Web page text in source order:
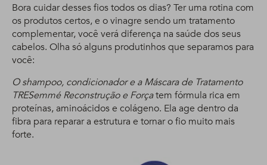
Bora cuidar desses fios todos os dias? Ter uma rotina com
os produtos certos, e o vinagre sendo um tratamento
complementar, você verá diferença na saúde dos seus
cabelos. Olha só alguns produtinhos que separamos para
você:
O shampoo, condicionador e a Máscara de Tratamento
TRESemmé Reconstrução e Forçatem fórmula rica em
proteínas, aminoácidos e colágeno. Ela age dentro da
fibra para reparar a estrutura e tornar o fio muito mais
forte.